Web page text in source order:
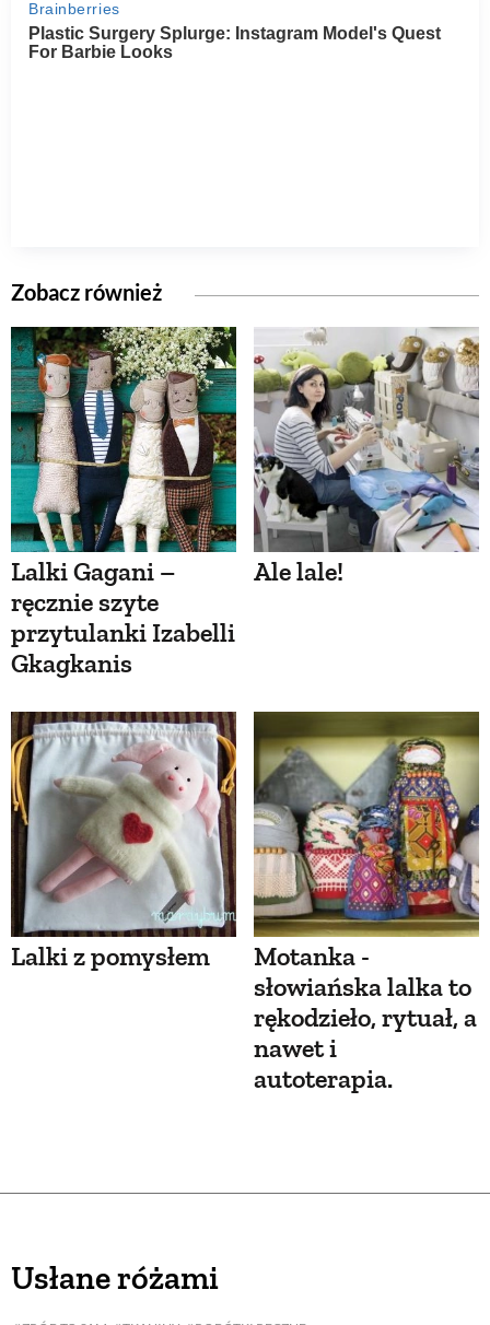
Zobacz również
Lalki Gagani –
ręcznie szyte
przytulanki Izabelli
Gkagkanis
Ale lale!
Lalki z pomysłem
Motanka -
słowiańska lalka to
rękodzieło, rytuał, a
nawet i
autoterapia.
Usłane różami